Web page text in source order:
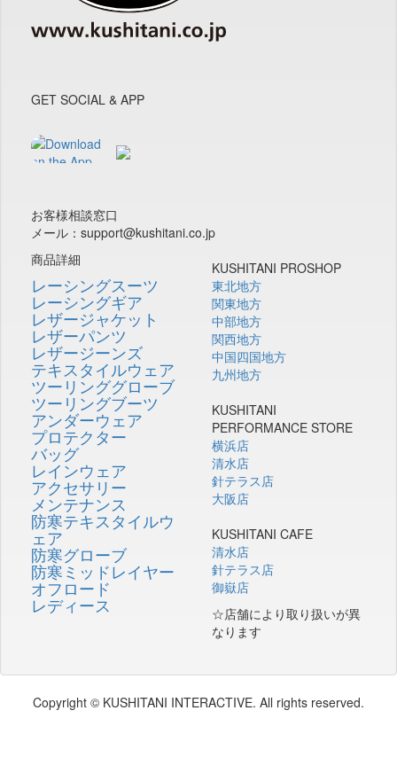
GET SOCIAL & APP
お客様相談窓口
メール：support@kushitani.co.jp
商品詳細
レーシングスーツ
レーシングギア
レザージャケット
レザーパンツ
レザージーンズ
テキスタイルウェア
ツーリンググローブ
ツーリングブーツ
アンダーウェア
プロテクター
バッグ
レインウェア
アクセサリー
メンテナンス
防寒テキスタイルウ
ェア
防寒グローブ
防寒ミッドレイヤー
オフロード
レディース
KUSHITANI PROSHOP
東北地方
関東地方
中部地方
関西地方
中国四国地方
九州地方
KUSHITANI
PERFORMANCE STORE
横浜店
清水店
針テラス店
大阪店
KUSHITANI CAFE
清水店
針テラス店
御嶽店
☆店舗により取り扱いが異
なります
Copyright © KUSHITANI INTERACTIVE. All rights reserved.